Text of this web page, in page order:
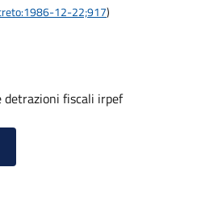
12-22;917)
detrazioni fiscali irpef